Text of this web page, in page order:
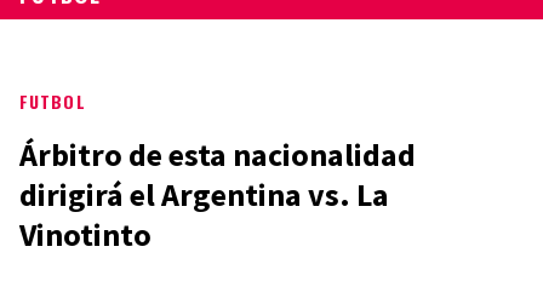
FUTBOL
Árbitro de esta nacionalidad
dirigirá el Argentina vs. La
Vinotinto